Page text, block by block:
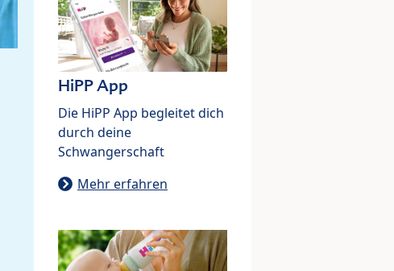
HiPP App
Die HiPP App begleitet dich
durch deine
Schwangerschaft
Mehr erfahren